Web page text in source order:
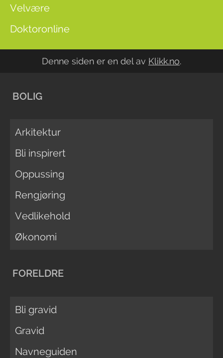
Velvære
Doktoronline
Denne siden er en del av Klikk.no.
BOLIG
Arkitektur
Bli inspirert
Oppussing
Rengjøring
Vedlikehold
Økonomi
FORELDRE
Bli gravid
Gravid
Navneguiden